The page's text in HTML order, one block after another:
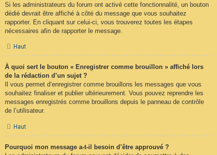
Si les administrateurs du forum ont activé cette fonctionnalité, un bouton
dédié devrait être affiché à côté du message que vous souhaitez
rapporter. En cliquant sur celui-ci, vous trouverez toutes les étapes
nécessaires afin de rapporter le message.
Haut
À quoi sert le bouton « Enregistrer comme brouillon » affiché lors
de la rédaction d’un sujet ?
Il vous permet d’enregistrer comme brouillons les messages que vous
souhaitez finaliser et publier ultérieurement. Vous pouvez reprendre les
messages enregistrés comme brouillons depuis le panneau de contrôle
de l’utilisateur.
Haut
Pourquoi mon message a-t-il besoin d’être approuvé ?